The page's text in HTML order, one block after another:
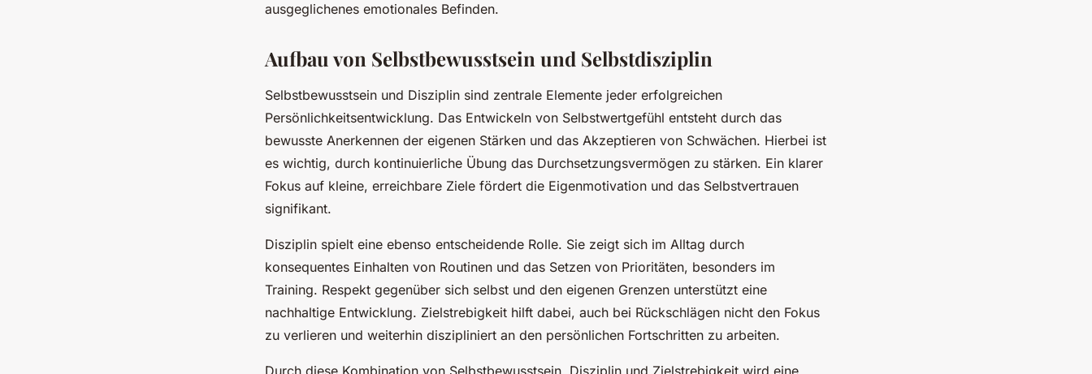
ausgeglichenes emotionales Befinden.
Aufbau von Selbstbewusstsein und Selbstdisziplin
Selbstbewusstsein und Disziplin sind zentrale Elemente jeder erfolgreichen
Persönlichkeitsentwicklung. Das Entwickeln von Selbstwertgefühl entsteht durch das
bewusste Anerkennen der eigenen Stärken und das Akzeptieren von Schwächen. Hierbei ist
es wichtig, durch kontinuierliche Übung das Durchsetzungsvermögen zu stärken. Ein klarer
Fokus auf kleine, erreichbare Ziele fördert die Eigenmotivation und das Selbstvertrauen
signifikant.
Disziplin spielt eine ebenso entscheidende Rolle. Sie zeigt sich im Alltag durch
konsequentes Einhalten von Routinen und das Setzen von Prioritäten, besonders im
Training. Respekt gegenüber sich selbst und den eigenen Grenzen unterstützt eine
nachhaltige Entwicklung. Zielstrebigkeit hilft dabei, auch bei Rückschlägen nicht den Fokus
zu verlieren und weiterhin diszipliniert an den persönlichen Fortschritten zu arbeiten.